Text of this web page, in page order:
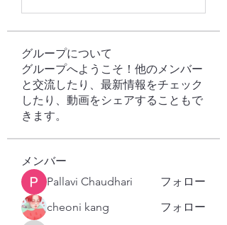
グループについて
グループへようこそ！他のメンバー
と交流したり、最新情報をチェック
したり、動画をシェアすることもで
きます。
メンバー
Pallavi Chaudhari
フォロー
cheoni kang
フォロー